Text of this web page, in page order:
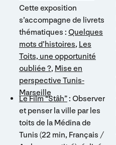
Cette exposition
s’accompagne de livrets
thématiques : Quelques
mots d’histoires, Les
Toits, une opportunité
oubliée ?, Mise en
perspective Tunis-
Marseille
Le Film “Stâh”: Observer
et penser la ville par les
toits de la Médina de
Tunis (22 min, Français /